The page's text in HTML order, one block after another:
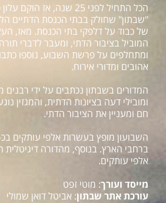
הכל התחיל לפני 25 שנה, אז
"שבתון" שחולק בבתי הכנסת הדתיים
של כבוד על דלפקי בתי הכנסת. מאז,
המוביל בציבור הדתי, ומעבר לדברי
ומתחלפים על פרשת השבוע, נוספו
אהובים ומדורי אירוח.
המדורים בשבתון נכתבים על ידי רבנים
ומובילי דעה בציונות הדתית, והמגזין
חם ומעניין את הציבור הדתי.
ברחבי הארץ. בנוסף, מהדורה
אלפי עותקים.
מייסד ועורך: מוטי זפט
עורכת אתר שבתון: אביטל דואן שמולי